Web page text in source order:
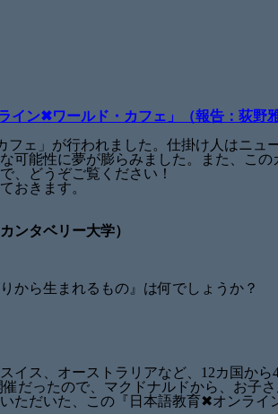
イン✖ワールド・カフェ」（報告：荻野雅
ェ」が行われました。仕掛け人はニュ
可能性に夢が膨らみました。また、こ
、どうぞご覧ください！
おきます。
ンタベリー大学）
から生まれるもの』は何でしょうか？
ス、オーストラリアなど、12カ国から
だったので、マクドナルドから、お子
ただいた、この『日本語教育✖オンラ